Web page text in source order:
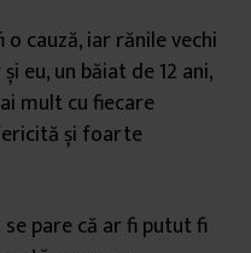
cauză, iar rănile vechi
eu, un băiat de 12 ani,
mult cu fiecare
și foarte
pare că ar fi putut fi